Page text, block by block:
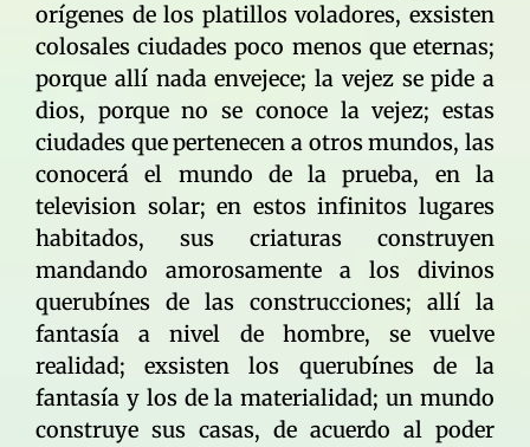
orígenes de los platillos voladores, exsisten
colosales ciudades poco menos que eternas;
porque allí nada envejece; la vejez se pide a
dios, porque no se conoce la vejez; estas
ciudades que pertenecen a otros mundos, las
conocerá el mundo de la prueba, en la
television solar; en estos infinitos lugares
habitados, sus criaturas construyen
mandando amorosamente a los divinos
querubínes de las construcciones; allí la
fantasía a nivel de hombre, se vuelve
realidad; exsisten los querubínes de la
fantasía y los de la materialidad; un mundo
construye sus casas, de acuerdo al poder